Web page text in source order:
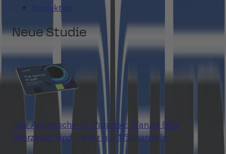
Produktion
Neue Studie
Das Agentische-KI-Paradox: Warum 86%
überzeugt sind – aber nur 11% handeln